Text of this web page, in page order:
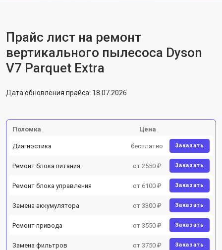
Прайс лист на ремонт
вертикального пылесоса Dyson
V7 Parquet Extra
Дата обновления прайса: 18.07.2026
Поломка Цена
Диагностика бесплатно Заказать
Ремонт блока питания от 2550 ₽ Заказать
Ремонт блока управления от 6100 ₽ Заказать
Замена аккумулятора от 3300 ₽ Заказать
Ремонт привода от 3550 ₽ Заказать
Замена фильтров от 3750 ₽ Заказать